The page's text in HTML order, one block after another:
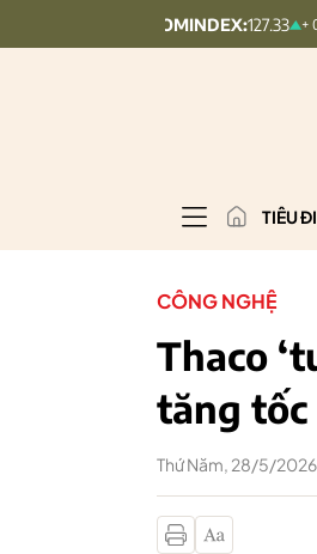
127.33 + 0.63 (+0.5%)
TIÊU
CÔNG NGHỆ
Thaco
tăng tốc
Thứ Năm, 28/5/2026